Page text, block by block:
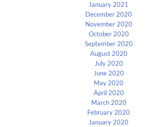
January 2021
December 2020
November 2020
October 2020
September 2020
August 2020
July 2020
June 2020
May 2020
April 2020
March 2020
February 2020
January 2020